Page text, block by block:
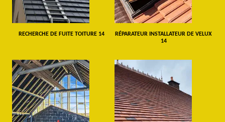
RECHERCHE DE FUITE TOITURE 14
RÉPARATEUR INSTALLATEUR DE VELUX
14